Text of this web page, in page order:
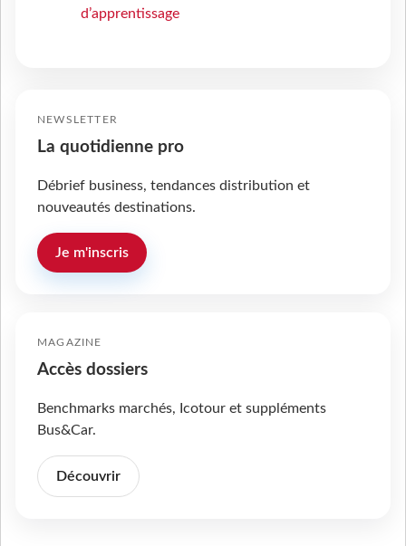
d’apprentissage
NEWSLETTER
La quotidienne pro
Débrief business, tendances distribution et
nouveautés destinations.
Je m'inscris
MAGAZINE
Accès dossiers
Benchmarks marchés, Icotour et suppléments
Bus&Car.
Découvrir